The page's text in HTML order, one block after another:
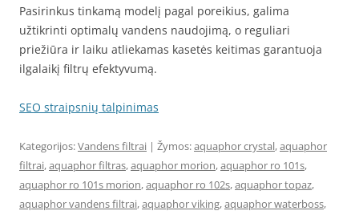
Pasirinkus tinkamą modelį pagal poreikius, galima
užtikrinti optimalų vandens naudojimą, o reguliari
priežiūra ir laiku atliekamas kasetės keitimas garantuoja
ilgalaikį filtrų efektyvumą.
SEO straipsnių talpinimas
Kategorijos:Vandens filtrai | Žymos:aquaphor crystal,aquaphor
filtrai,aquaphor filtras,aquaphor morion,aquaphor ro 101s,
aquaphor ro 101s morion,aquaphor ro 102s,aquaphor topaz,
aquaphor vandens filtrai,aquaphor viking,aquaphor waterboss,